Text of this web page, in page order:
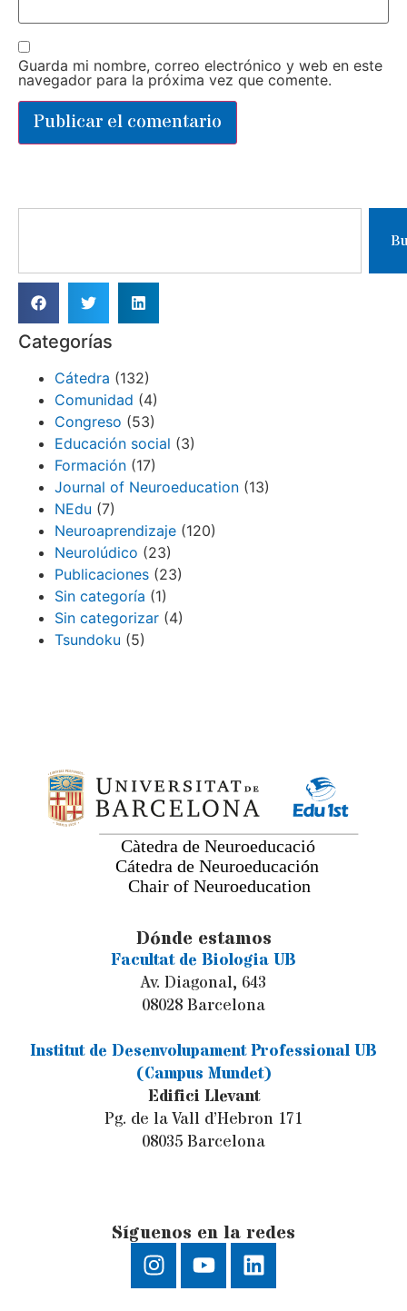
Guarda mi nombre, correo electrónico y web en este
navegador para la próxima vez que comente.
Categorías
Cátedra (132)
Comunidad (4)
Congreso (53)
Educación social (3)
Formación (17)
Journal of Neuroeducation (13)
NEdu (7)
Neuroaprendizaje (120)
Neurolúdico (23)
Publicaciones (23)
Sin categoría (1)
Sin categorizar (4)
Tsundoku (5)
Dónde estamos
Facultat de Biologia UB
Av. Diagonal, 643
08028 Barcelona
Institut de Desenvolupament Professional UB
(Campus Mundet)
Edifici Llevant
Pg. de la Vall d’Hebron 171
08035 Barcelona
Síguenos en la redes